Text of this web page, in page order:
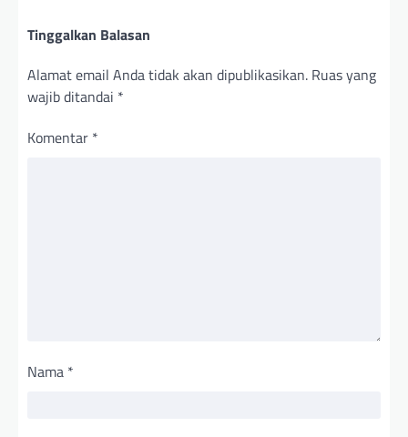
Tinggalkan Balasan
Alamat email Anda tidak akan dipublikasikan. Ruas yang
wajib ditandai *
Komentar *
Nama *